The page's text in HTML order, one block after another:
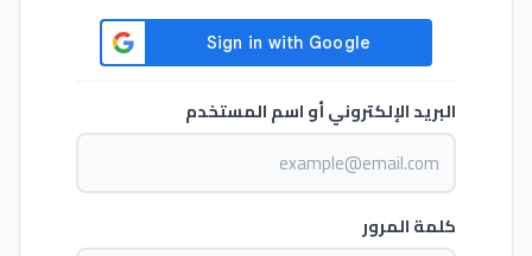
البريد الإلكتروني أو اسم المستخدم
كلمة المرور